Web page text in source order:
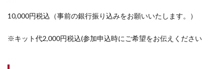
10,000円税込（事前の銀行振り込みをお願いいたします。）
※キット代2,000円税込(参加申込時にご希望をお伝えください